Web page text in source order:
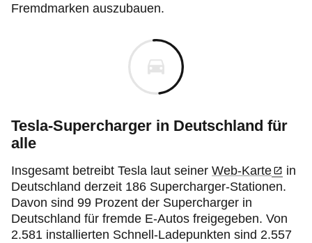
Fremdmarken auszubauen.
Tesla-Supercharger in Deutschland für
alle
Insgesamt betreibt Tesla laut seiner Web-Karte
in
Deutschland derzeit 186 Supercharger-Stationen.
Davon sind 99 Prozent der Supercharger in
Deutschland für fremde E-Autos freigegeben. Von
2.581 installierten Schnell-Ladepunkten sind 2.557